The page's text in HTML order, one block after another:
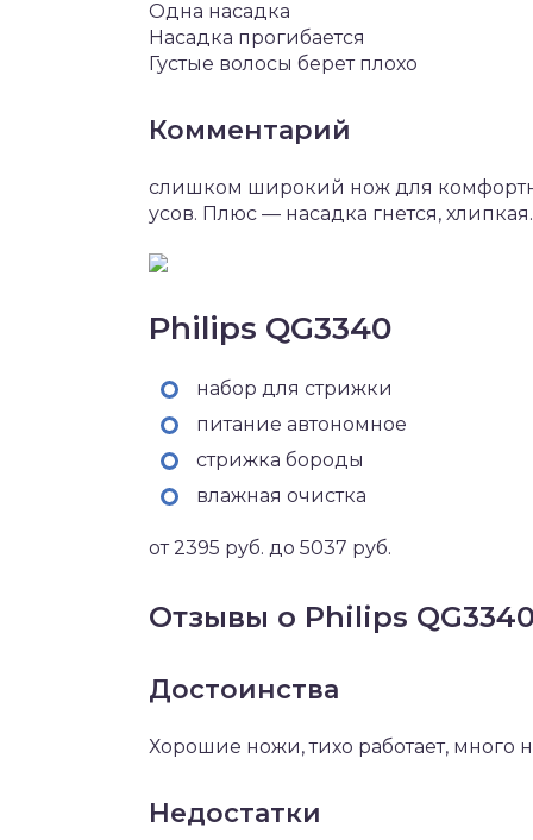
Одна насадка
Насадка прогибается
Густые волосы берет плохо
Комментарий
слишком широкий нож для
усов. Плюс — насадка гнется,
Philips QG3340
набор для стрижки
питание автономное
стрижка бороды
влажная очистка
от 2395 руб. до 5037 руб.
Отзывы о Philips
Достоинства
Хорошие ножи, тихо работает, много
Недостатки